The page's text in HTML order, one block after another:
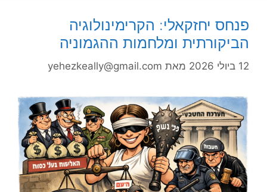
פנחס יחזקאלי: הקרימינולוגיה
הביקורתית ומלחמות ההגמוניה
12 ביולי 2026 מאת yehezkeally@gmail.com